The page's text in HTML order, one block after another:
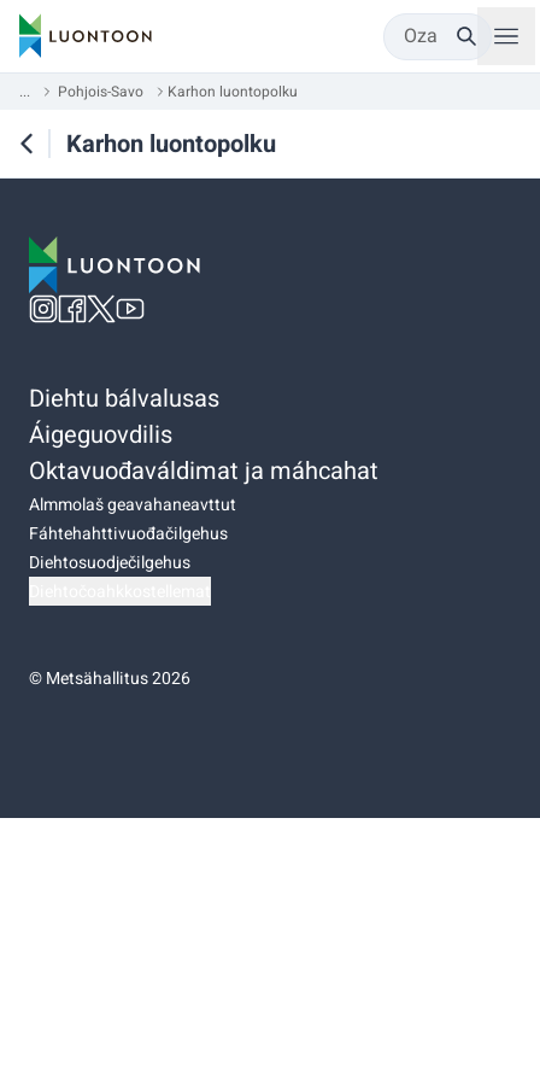
Oza
... Pohjois-Savo Karhon luontopolku
Karhon luontopolku
Diehtu bálvalusas
Áigeguovdilis
Oktavuođaváldimat ja máhcahat
Almmolaš geavahaneavttut
Fáhtehahttivuođačilgehus
Diehtosuodječilgehus
©Metsähallitus 2026